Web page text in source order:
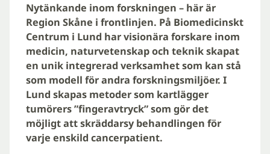
Nytänkande inom forskningen – här är
Region Skåne i frontlinjen. På Biomedicinskt
Centrum i Lund har visionära forskare inom
medicin, naturvetenskap och teknik skapat
en unik integrerad verksamhet som kan stå
som modell för andra forskningsmiljöer. I
Lund skapas metoder som kartlägger
tumörers ”fingeravtryck” som gör det
möjligt att skräddarsy behandlingen för
varje enskild cancerpatient.